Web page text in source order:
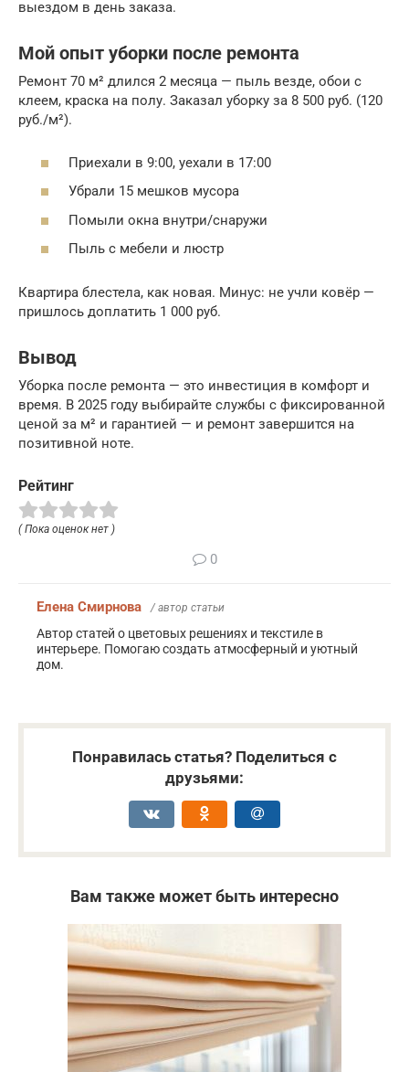
выездом в день заказа.
Мой опыт уборки после ремонта
Ремонт 70 м² длился 2 месяца — пыль везде, обои с
клеем, краска на полу. Заказал уборку за 8 500 руб. (120
руб./м²).
Приехали в 9:00, уехали в 17:00
Убрали 15 мешков мусора
Помыли окна внутри/снаружи
Пыль с мебели и люстр
Квартира блестела, как новая. Минус: не учли ковёр —
пришлось доплатить 1 000 руб.
Вывод
Уборка после ремонта — это инвестиция в комфорт и
время. В 2025 году выбирайте службы с фиксированной
ценой за м² и гарантией — и ремонт завершится на
позитивной ноте.
Рейтинг
( Пока оценок нет )
0
Елена Смирнова / автор статьи
Автор статей о цветовых решениях и текстиле в
интерьере. Помогаю создать атмосферный и уютный
дом.
Понравилась статья? Поделиться с
друзьями:
Вам также может быть интересно